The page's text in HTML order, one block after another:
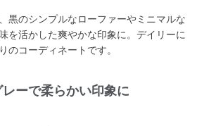
黒のシンプルなローファーやミニマルな
を活かした爽やかな印象に。デイリーに
のコーディネートです。
ーで柔らかい印象に